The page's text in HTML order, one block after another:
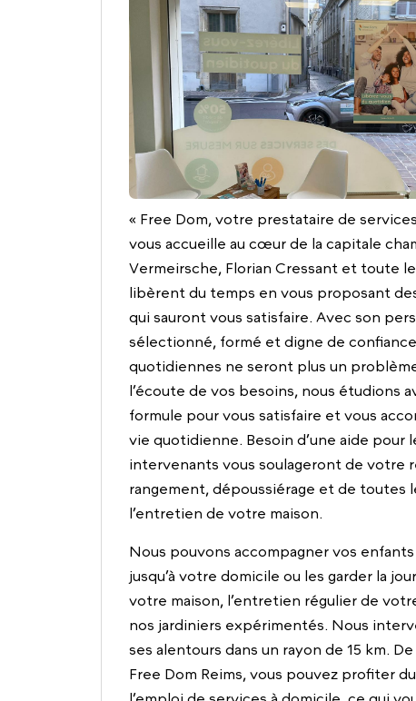
« Free Dom, votre prestataire de
vous accueille au cœur de la capitale
Vermeirsche, Florian Cressant et toute
libèrent du temps en vous proposant
qui sauront vous satisfaire. Avec son
sélectionné, formé et digne de
quotidiennes ne seront plus un
l’écoute de vos besoins, nous étudions
formule pour vous satisfaire et vous
vie quotidienne. Besoin d’une aide pour
intervenants vous soulageront de votre
rangement, dépoussiérage et de toutes
l’entretien de votre maison.
Nous pouvons accompagner vos enfants
jusqu’à votre domicile ou les garder la
votre maison, l’entretien régulier de
nos jardiniers expérimentés. Nous
ses alentours dans un rayon de 15 km.
Free Dom Reims, vous pouvez profiter du